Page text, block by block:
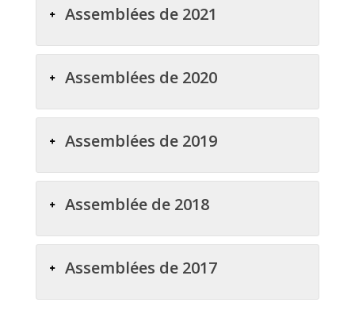
Assemblées de 2021
Assemblées de 2020
Assemblées de 2019
Assemblée de 2018
Assemblées de 2017